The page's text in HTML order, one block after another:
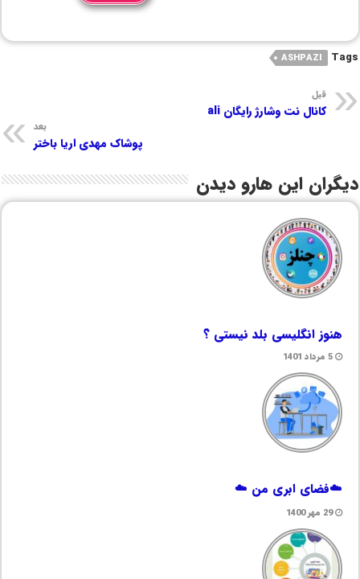
Tags
ASHPAZI
قبل
کانال نت وشارژ رایگان ali
بعد
پوشاک مهدی اریا باختر
دیگران این هارو دیدن
هنوز انگلیسی بلد نیستی ؟
5 مرداد 1401
☁️فضای ابری من ☁️
29 مهر 1400